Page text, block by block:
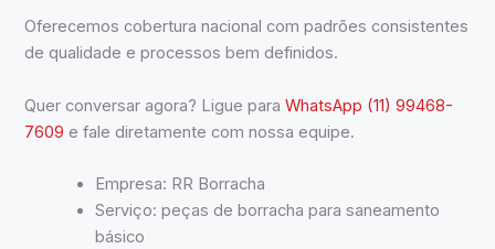
Oferecemos cobertura nacional com padrões consistentes
de qualidade e processos bem definidos.
Quer conversar agora? Ligue paraWhatsApp (11) 99468-
7609 e fale diretamente com nossa equipe.
Empresa: RR Borracha
Serviço: peças de borracha para saneamento
básico